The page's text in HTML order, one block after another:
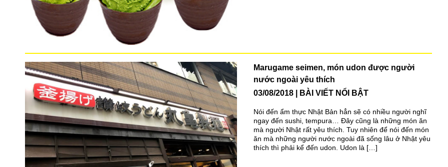
Marugame seimen, món udon được người
nước ngoài yêu thích
03/08/2018
BÀI VIẾT NỔI BẬT
Nói đến ẩm thực Nhật Bản hẳn sẽ có nhiều người nghĩ
ngay đến sushi, tempura… Đây cũng là những món ăn
mà người Nhật rất yêu thích. Tuy nhiên để nói đến món
ăn mà những người nước ngoài đã sống lâu ở Nhật yêu
thích thì phải kể đến udon. Udon là […]